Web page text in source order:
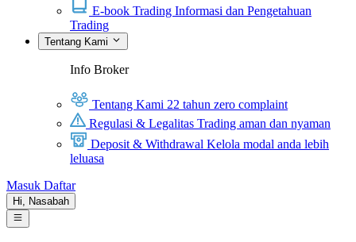
E-book Trading Informasi dan Pengetahuan
Trading
Tentang Kami
Info Broker
Tentang Kami 22 tahun zero complaint
Regulasi & Legalitas Trading aman dan nyaman
Deposit & Withdrawal Kelola modal anda lebih
leluasa
Masuk Daftar
Hi, Nasabah